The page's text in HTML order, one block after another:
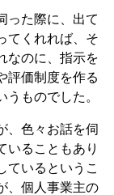
った際に、出て
てくれれば、そ
なのに、指示を
評価制度を作る
ものでした。
、色々お話を伺
いることもあり
ているというこ
、個人事業主の